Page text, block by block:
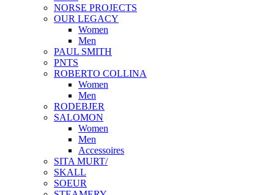
NORSE PROJECTS
OUR LEGACY
Women
Men
PAUL SMITH
PNTS
ROBERTO COLLINA
Women
Men
RODEBJER
SALOMON
Women
Men
Accessoires
SITA MURT/
SKALL
SOEUR